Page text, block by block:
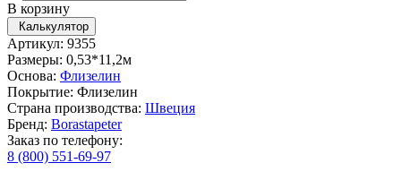
В корзину
Калькулятор
Артикул: 9355
Размеры: 0,53*11,2м
Основа: Флизелин
Покрытие: Флизелин
Страна производства: Швеция
Бренд: Borastapeter
Заказ по телефону:
8 (800) 551-69-97